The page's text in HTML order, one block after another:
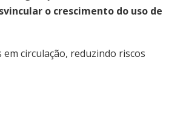
o crescimento do uso de
circulação, reduzindo riscos